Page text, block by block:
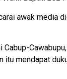
awak media
itu mendapat